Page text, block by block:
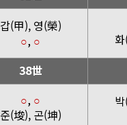
갑(甲), 영(榮)
○, ○
38世
○, ○
준(埈), 곤(坤)